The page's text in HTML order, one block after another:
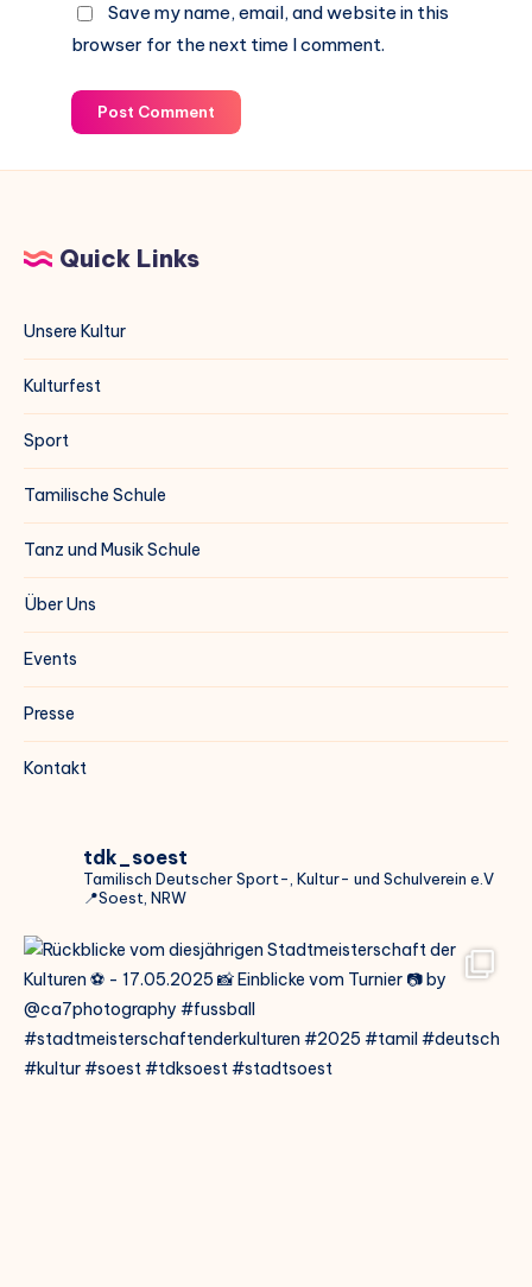
Save my name, email, and website in this
browser for the next time I comment.
Post Comment
Quick Links
Unsere Kultur
Kulturfest
Sport
Tamilische Schule
Tanz und Musik Schule
Über Uns
Events
Presse
Kontakt
tdk_soest
Tamilisch Deutscher Sport-, Kultur- und Schulverein e.V
📍Soest, NRW